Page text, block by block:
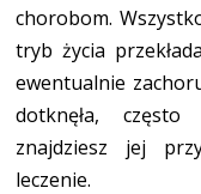
chorobom.
tryb życia
ewentualnie
dotknęła,
znajdziesz jej
leczenie.